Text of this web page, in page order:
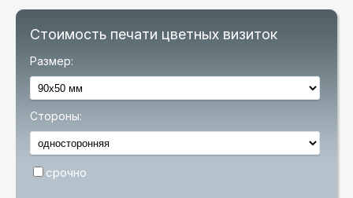
Стоимость печати цветных визиток
Размер:
Стороны:
срочно